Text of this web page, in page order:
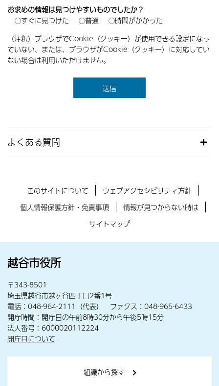
お求めの情報は見つけやすいものでしたか？
すぐに見つけた
普通
時間がかかった
（注釈）ブラウザでCookie（クッキー）が使用できる設定になっ
ていない、または、ブラウザがCookie（クッキー）に対応してい
ない場合は利用いただけません。
よくある質問
このサイトについて
ウェブアクセシビリティ方針
個人情報保護方針・免責事項
情報が見つからない時は
サイトマップ
越谷市役所
〒343-8501
埼玉県越谷市越ヶ谷四丁目2番1号
電話：048-964-2111（代表） ファクス：048-965-6433
開庁時間：開庁日の午前8時30分から午後5時15分
法人番号：6000020112224
開庁日について
組織から探す